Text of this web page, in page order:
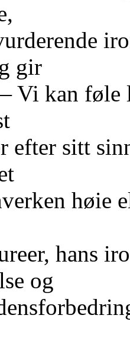
gir
Vi kan føle
efter sitt
høie
hans
og